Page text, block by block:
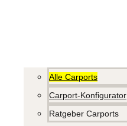
Alle Carports
Carport-Konfigurator
Ratgeber Carports